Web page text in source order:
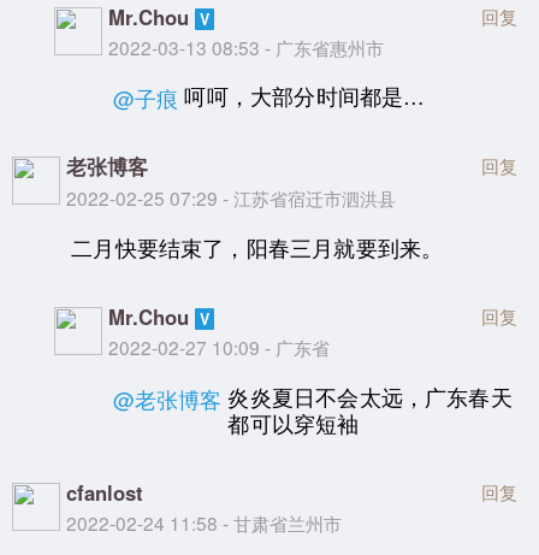
Mr.Chou
2022-03-13 08:53 - 广东省惠州市
回复
@子痕 呵呵，大部分时间都是…
老张博客
2022-02-25 07:29 - 江苏省宿迁市泗洪县
回复
二月快要结束了，阳春三月就要到来。
Mr.Chou
2022-02-27 10:09 - 广东省
回复
@老张博客 炎炎夏日不会太远，广东春天
都可以穿短袖
cfanlost
2022-02-24 11:58 - 甘肃省兰州市
回复